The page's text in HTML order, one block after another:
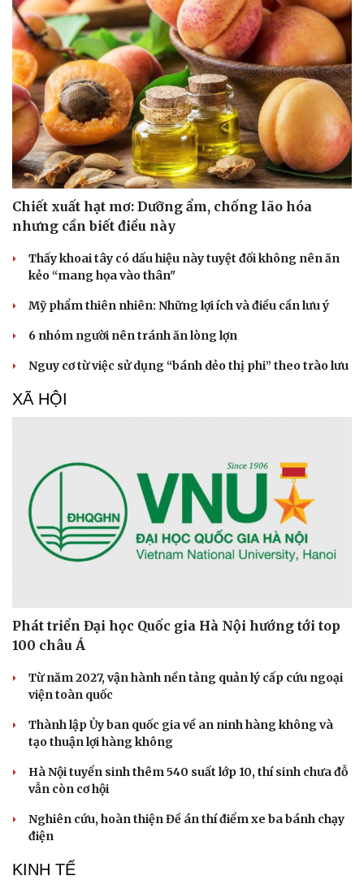
Du lịch
Săn Tour
Podcast
Chiết xuất hạt mơ: Dưỡng ẩm, chống lão hóa
nhưng cần biết điều này
Thấy khoai tây có dấu hiệu này tuyệt đối không nên ăn
kẻo “mang họa vào thân"
Mỹ phẩm thiên nhiên: Những lợi ích và điều cần lưu ý
6 nhóm người nên tránh ăn lòng lợn
Nguy cơ từ việc sử dụng “bánh dẻo thị phi” theo trào lưu
XÃ HỘI
Phát triển Đại học Quốc gia Hà Nội hướng tới top
100 châu Á
Từ năm 2027, vận hành nền tảng quản lý cấp cứu ngoại
viện toàn quốc
Thành lập Ủy ban quốc gia về an ninh hàng không và
tạo thuận lợi hàng không
Hà Nội tuyển sinh thêm 540 suất lớp 10, thí sinh chưa đỗ
vẫn còn cơ hội
Nghiên cứu, hoàn thiện Đề án thí điểm xe ba bánh chạy
điện
KINH TẾ